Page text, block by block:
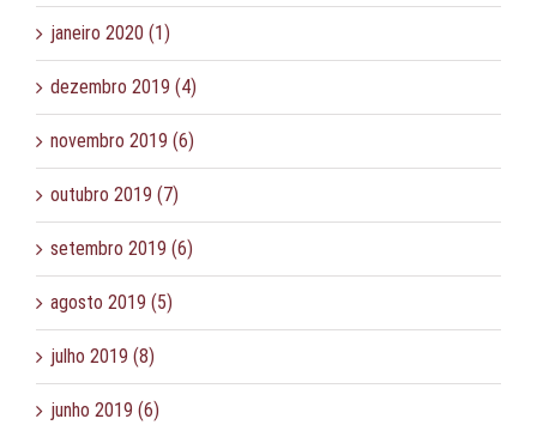
janeiro 2020 (1)
dezembro 2019 (4)
novembro 2019 (6)
outubro 2019 (7)
setembro 2019 (6)
agosto 2019 (5)
julho 2019 (8)
junho 2019 (6)